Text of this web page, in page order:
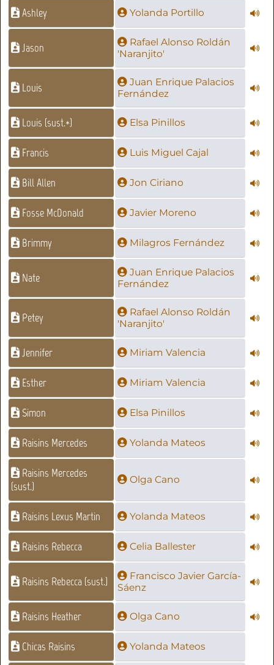
Ashley Yolanda Portillo
Jason
Rafael Alonso Roldán
'Naranjito'
Louis
Juan Enrique Palacios
Fernández
Louis (sust.*) Elsa Pinillos
Francis Luis Miguel Cajal
Bill Allen Jon Ciriano
Fosse McDonald Javier Moreno
Brimmy Milagros Fernández
Nate
Juan Enrique Palacios
Fernández
Petey
Rafael Alonso Roldán
'Naranjito'
Jennifer Miriam Valencia
Esther Miriam Valencia
Simon Elsa Pinillos
Raisins Mercedes Yolanda Mateos
Raisins Mercedes
(sust.)
Olga Cano
Raisins Lexus Martin Yolanda Mateos
Raisins Rebecca Celia Ballester
Raisins Rebecca (sust.)
Francisco Javier García-
Sáenz
Raisins Heather Olga Cano
Chicas Raisins Yolanda Mateos